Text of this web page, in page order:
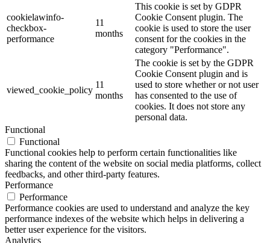
cookielawinfo-
checkbox-
performance
11
months
This cookie is set by GDPR
Cookie Consent plugin. The
cookie is used to store the user
consent for the cookies in the
category "Performance".
viewed_cookie_policy
11
months
The cookie is set by the GDPR
Cookie Consent plugin and is
used to store whether or not user
has consented to the use of
cookies. It does not store any
personal data.
Functional
Functional
Functional cookies help to perform certain functionalities like
sharing the content of the website on social media platforms, collect
feedbacks, and other third-party features.
Performance
Performance
Performance cookies are used to understand and analyze the key
performance indexes of the website which helps in delivering a
better user experience for the visitors.
Analytics